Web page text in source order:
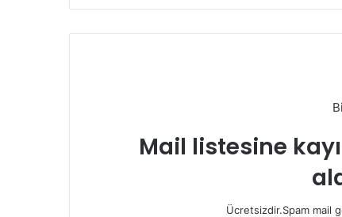
Mail listesine
Ücretsizdir.Spam mail